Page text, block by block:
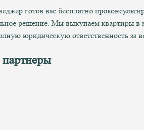
готов вас бесплатно
решение. Мы выкупаем квартиры в
юридическую ответственность за